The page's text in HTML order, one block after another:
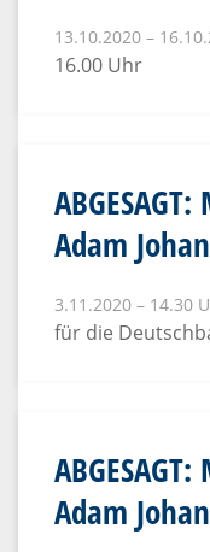
13.10.2020 –
16.00 Uhr
Adam
3.11.2020 – 14.30
für die
Adam